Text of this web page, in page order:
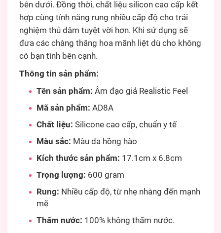
bên dưới. Đồng thời, chất liệu silicon cao cấp kết
hợp cùng tính năng rung nhiều cấp độ cho trải
nghiệm thủ dâm tuyệt vời hơn. Khi sử dụng sẽ
đưa các chàng thăng hoa mãnh liệt dù cho không
có bạn tình bên cạnh.
Thông tin sản phẩm:
Tên sản phẩm: Âm đạo giả Realistic Feel
Mã sản phẩm: AD8A
Chất liệu: Silicone cao cấp, chuẩn y tế
Màu sắc: Màu da hồng hào
Kích thước sản phẩm: 17.1cm x 6.8cm
Trọng lượng: 600 gram
Rung: Nhiều cấp độ, từ nhẹ nhàng đến mạnh
mẽ
Thấm nước: 100% không thấm nước.